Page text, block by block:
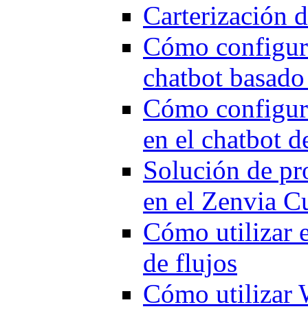
Carterización
Cómo
chatbot
Cómo
en el chatbot
Solución de
en el Zenvia
Cómo utilizar
de flujos
Cómo utilizar